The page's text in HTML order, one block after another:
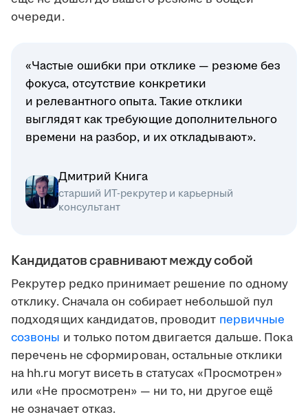
очереди.
«Частые ошибки при отклике — резюме без
фокуса, отсутствие конкретики
и релевантного опыта. Такие отклики
выглядят как требующие дополнительного
времени на разбор, и их откладывают».
Дмитрий Книга
старший ИТ-рекрутер и карьерный
консультант
Кандидатов сравнивают между собой
Рекрутер редко принимает решение по одному
отклику. Сначала он собирает небольшой пул
подходящих кандидатов, проводит первичные
созвоны и только потом двигается дальше. Пока
перечень не сформирован, остальные отклики
на hh.ru могут висеть в статусах «Просмотрен»
или «Не просмотрен» — ни то, ни другое ещё
не означает отказ.